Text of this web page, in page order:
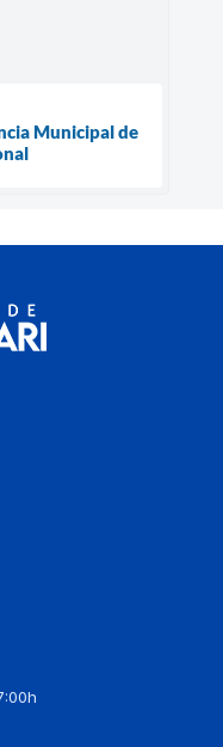
Municipal de